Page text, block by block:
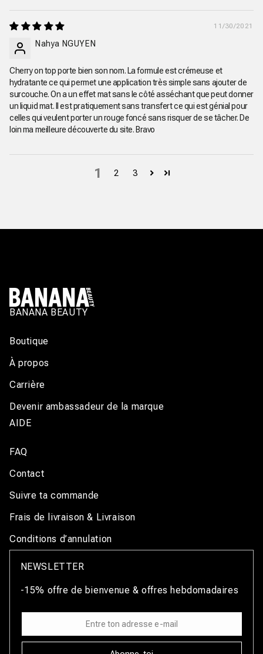
11/30/2021
Nahya NGUYEN
Cherry on top porte bien son nom. La formule est crémeuse et
hydratante ce qui permet une application très simple sans ajouter de
surcouche. On a un effet mat sans le côté asséchant que peut donner
un liquid mat. Il est pratiquement sans transfert ce qui est génial pour
celles qui veulent porter un rouge foncé sans risquer de se tâcher. De
loin ma meilleure découverte du site. Bravo
1 2 3
BANANA BEAUTY
Boutique
À propos
Carrière
Devenir ambassadeur de la marque
AIDE
FAQ
Contact
Suivre ta commande
Frais de livraison & Livraison
Conditions d’annulation
NEWSLETTER
-15% offre de bienvenue & offres hebdomadaires